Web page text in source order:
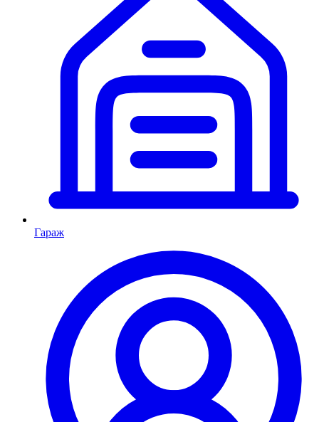
Гараж